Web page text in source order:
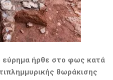
εύρημα ήρθε στο φως κατά
θωράκισης